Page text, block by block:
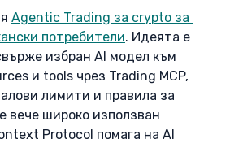
Agentic Trading за crypto за
потребители. Идеята е
избран AI модел към
и tools чрез Trading MCP,
лимити и правила за
вече широко използван
Protocol помага на AI